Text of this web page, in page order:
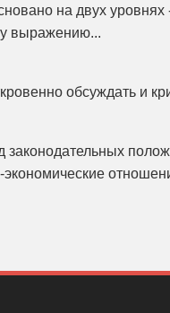
на двух
выражению...
обсуждать и
законодательных